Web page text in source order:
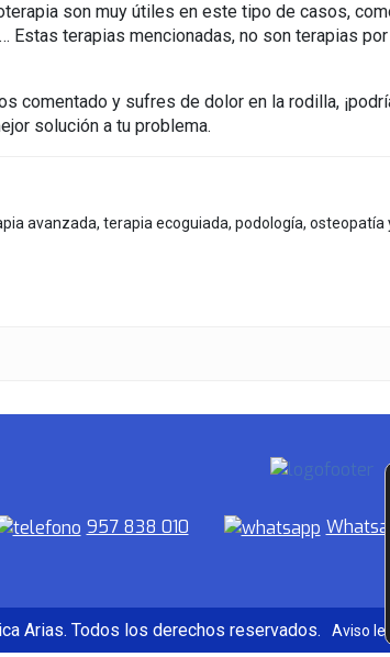
son muy útiles en este tipo de casos,
Estas terapias mencionadas, no son terapias
comentado y sufres de dolor en la rodilla,
solución a tu problema.
avanzada, terapia ecoguiada, podología,
957 838 010
Arias. Todos los derechos reservados. Aviso